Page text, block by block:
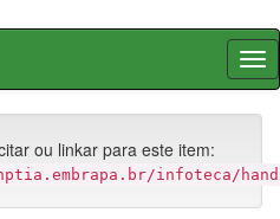
ou linkar para este item:
infoteca/